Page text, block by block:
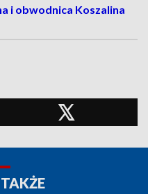
i obwodnica Koszalina